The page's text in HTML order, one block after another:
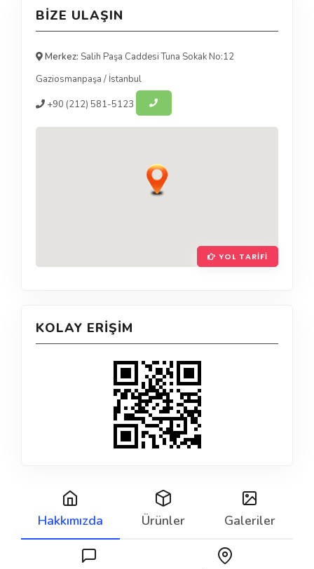
BIZE ULAŞIN
Merkez: Salih Paşa Caddesi Tuna Sokak No:12
Gaziosmanpaşa / İstanbul
+90 (212) 581-5123
YOL TARIFI
KOLAY ERIŞIM
Hakkımızda Ürünler Galeriler